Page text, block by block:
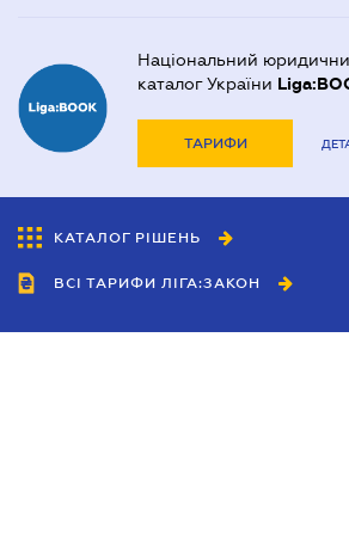
Національний
каталог України
ТАРИФИ
КАТАЛОГ РІШЕНЬ
ВСІ ТАРИФИ ЛІГА:ЗАКОН